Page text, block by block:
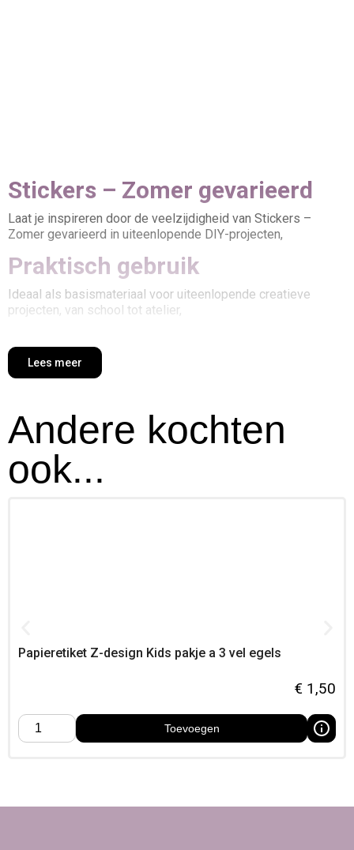
Stickers – Zomer gevarieerd
Laat je inspireren door de veelzijdigheid van Stickers –
Zomer gevarieerd in uiteenlopende DIY-projecten,
Praktisch gebruik
Ideaal als basismateriaal voor uiteenlopende creatieve
projecten, van school tot atelier,
Lees meer
Andere kochten
ook...
Papieretiket Z-design Kids pakje a 3 vel egels
€ 1,50
Toevoegen